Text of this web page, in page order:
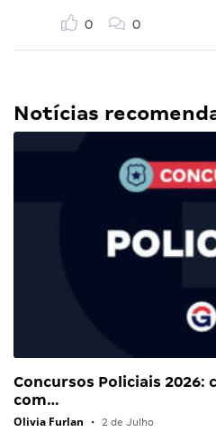
0 0
Notícias
Concursos Policiais 2026:
com…
Olivia Furlan • 2 de Julho